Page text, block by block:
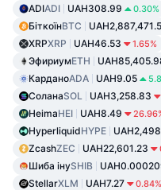
ADIADI UAH308.99 0.30%
БіткоїнBTC
XRPXRP UAH46.53 1.65%
ЭфириумETH
КарданоADA UAH9.05
СоланаSOL UAH3,258.83
HeimaHEI UAH8.49
HyperliquidHYPE
ZcashZEC UAH22,601.23
Шиба інуSHIB
StellarXLM UAH7.27 0.84%